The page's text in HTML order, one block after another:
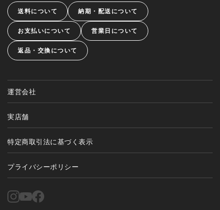
送料について 納期・配送について
お支払いについて 営業日について
返品・交換について
運営会社
実店舗
特定商取引法に基づく表示
プライバシーポリシー